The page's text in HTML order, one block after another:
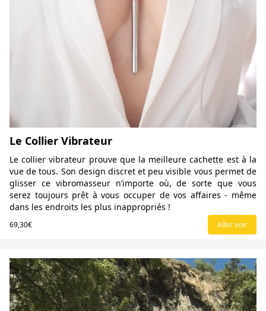
Le Collier Vibrateur
Le collier vibrateur prouve que la meilleure cachette est à la
vue de tous. Son design discret et peu visible vous permet de
glisser ce vibromasseur n’importe où, de sorte que vous
serez toujours prêt à vous occuper de vos affaires - même
dans les endroits les plus inappropriés !
69,30€ Aller voir